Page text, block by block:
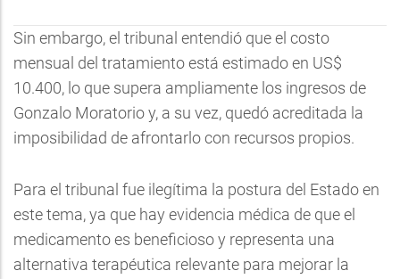
Sin embargo, el tribunal entendió que el costo
mensual del tratamiento está estimado en US$
10.400, lo que supera ampliamente los ingresos de
Gonzalo Moratorio y, a su vez, quedó acreditada la
imposibilidad de afrontarlo con recursos propios.
Para el tribunal fue ilegítima la postura del Estado en
este tema, ya que hay evidencia médica de que el
medicamento es beneficioso y representa una
alternativa terapéutica relevante para mejorar la